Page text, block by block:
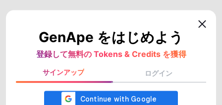
GenApe をはじめよう
登録して無料の Tokens & Credits を獲得
サインアップ ログイン